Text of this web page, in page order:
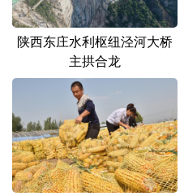
陕西东庄水利枢纽泾河大桥
主拱合龙